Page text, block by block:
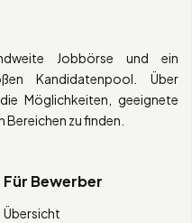
Jobbörse und ein
Kandidatenpool. Über
Möglichkeiten, geeignete
zu finden.
Für Bewerber
Übersicht